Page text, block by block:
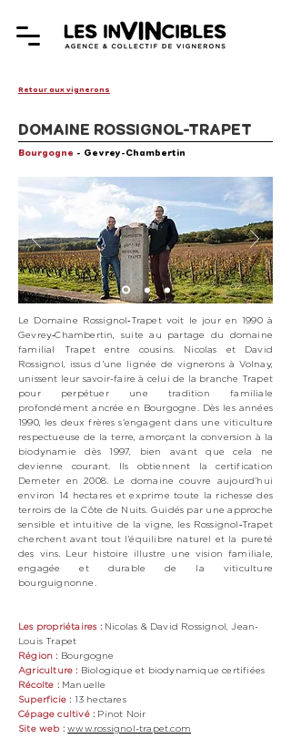
Retour aux vignerons
DOMAINE ROSSIGNOL-TRAPET
Bourgogne - Gevrey-Chambertin
Le Domaine Rossignol‑Trapet voit le jour en 1990 à
Gevrey‑Chambertin, suite au partage du domaine
familial Trapet entre cousins. Nicolas et David
Rossignol, issus d’une lignée de vignerons à Volnay,
unissent leur savoir-faire à celui de la branche Trapet
pour perpétuer une tradition familiale
profondément ancrée en Bourgogne. Dès les années
1990, les deux frères s'engagent dans une viticulture
respectueuse de la terre, amorçant la conversion à la
biodynamie dès 1997, bien avant que cela ne
devienne courant. Ils obtiennent la certification
Demeter en 2008. Le domaine couvre aujourd’hui
environ 14 hectares et exprime toute la richesse des
terroirs de la Côte de Nuits. Guidés par une approche
sensible et intuitive de la vigne, les Rossignol‑Trapet
cherchent avant tout l’équilibre naturel et la pureté
des vins. Leur histoire illustre une vision familiale,
engagée et durable de la viticulture
bourguignonne.
Les propriétaires : Nicolas & David Rossignol, Jean-
Louis Trapet
Région : Bourgogne
Agriculture : Biologiqueet biodynamique certifiées
Récolte :Manuelle
Superficie : 13 hectares
Cépage cultivé : Pinot Noir
Site web :www.rossignol-trapet.com